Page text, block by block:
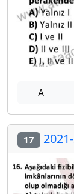
A
17 2021-